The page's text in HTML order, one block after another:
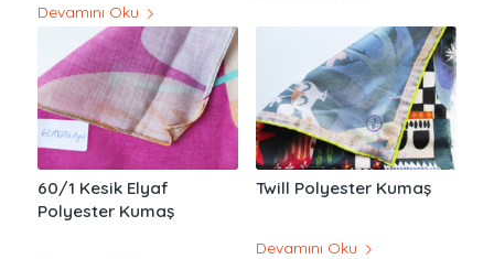
Devamını Oku
60/1 Kesik Elyaf
Polyester Kumaş
Twill Polyester Kumaş
Devamını Oku